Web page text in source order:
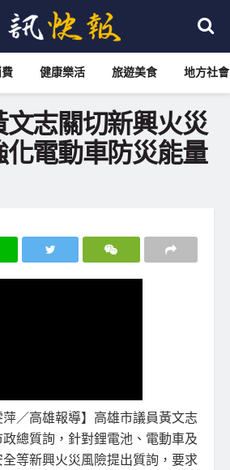
健康樂活 旅遊美食 地方社會
志關切新興火災
電動車防災能量
萍／高雄報導】高雄市議員黃文志
總質詢，針對鋰電池、電動車及
等新興火災風險提出質詢，要求